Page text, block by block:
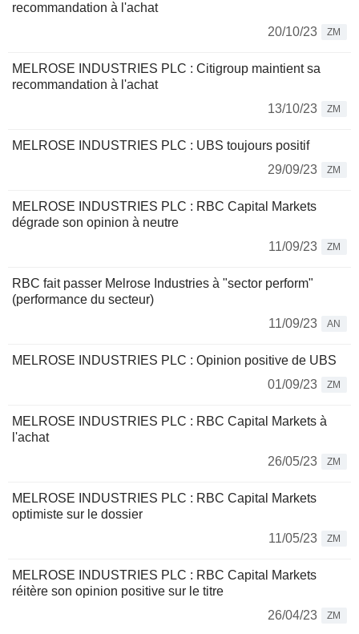
recommandation à l'achat
20/10/23
ZM
MELROSE INDUSTRIES PLC : Citigroup maintient sa
recommandation à l'achat
13/10/23
ZM
MELROSE INDUSTRIES PLC : UBS toujours positif
29/09/23
ZM
MELROSE INDUSTRIES PLC : RBC Capital Markets
dégrade son opinion à neutre
11/09/23
ZM
RBC fait passer Melrose Industries à "sector perform"
(performance du secteur)
11/09/23
AN
MELROSE INDUSTRIES PLC : Opinion positive de UBS
01/09/23
ZM
MELROSE INDUSTRIES PLC : RBC Capital Markets à
l'achat
26/05/23
ZM
MELROSE INDUSTRIES PLC : RBC Capital Markets
optimiste sur le dossier
11/05/23
ZM
MELROSE INDUSTRIES PLC : RBC Capital Markets
réitère son opinion positive sur le titre
26/04/23
ZM